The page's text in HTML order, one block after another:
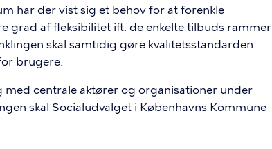
har der vist sig et behov for at forenkle
grad af fleksibilitet ift. de enkelte tilbuds rammer
skal samtidig gøre kvalitetsstandarden
brugere.
centrale aktører og organisationer under
skal Socialudvalget i Københavns Kommune